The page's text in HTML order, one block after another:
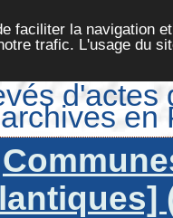
faciliter la navigation
trafic. L'usage du
d'actes
en